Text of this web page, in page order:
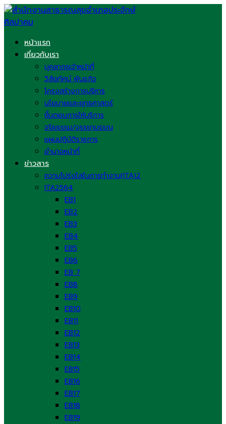
Skip
to
หน้าแรก
เกี่ยวกับเรา
บุคลากรเจ้าหน้าที่
วิสัยทัศน์ พันธกิจ
โครงสร้างการบริหาร
นโยบายและยุทธศาสตร์
ขั้นตอนการให้บริการ
จริยธรรม/จรรยาบรรณ
แผนปฏิบัติราชการ
อำนาจหน้าที่
ข่าวสาร
ความโปร่งใสในการทำงาน(ITA)2
ITA2564
EB1
EB2
EB3
EB4
EB5
EB6
EB 7
EB8
EB9
EB10
EB11
EB12
EB13
EB14
EB15
EB16
EB17
EB18
EB19